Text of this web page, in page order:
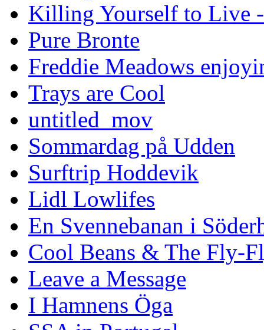
Killing Yourself to Live -
Pure Bronte
Freddie Meadows
Trays are Cool
untitled_mov
Sommardag på Udden
Surftrip Hoddevik
Lidl Lowlifes
En Svennebanan i
Cool Beans & The Fly-
Leave a Message
I Hamnens Öga